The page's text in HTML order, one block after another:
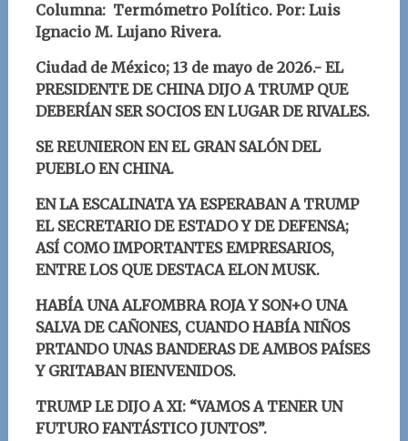
Columna: Termómetro Político. Por: Luis
Ignacio M. Lujano Rivera.
Ciudad de México; 13de mayode 2026.- EL
PRESIDENTE DE CHINA DIJO A TRUMP QUE
DEBERÍAN SER SOCIOS EN LUGAR DE RIVALES.
SE REUNIERON EN EL GRAN SALÓN DEL
PUEBLO EN CHINA.
EN LA ESCALINATA YA ESPERABAN A TRUMP
EL SECRETARIO DE ESTADO Y DE DEFENSA;
ASÍ COMO IMPORTANTES EMPRESARIOS,
ENTRE LOS QUE DESTACA ELON MUSK.
HABÍA UNA ALFOMBRA ROJA Y SON+O UNA
SALVA DE CAÑONES, CUANDO HABÍA NIÑOS
PRTANDO UNAS BANDERAS DE AMBOS PAÍSES
Y GRITABAN BIENVENIDOS.
TRUMP LE DIJO A XI: “VAMOS A TENER UN
FUTURO FANTÁSTICO JUNTOS”.